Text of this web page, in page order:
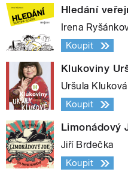
Hledání
Irena
Koupit
Klukoviny
Uršula
Koupit
Limonádový
Jiří Brdečka
Koupit